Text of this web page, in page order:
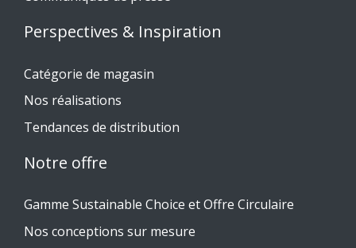
Perspectives & Inspiration
Catégorie de magasin
Nos réalisations
Tendances de distribution
Notre offre
Gamme Sustainable Choice et Offre Circulaire
Nos conceptions sur mesure